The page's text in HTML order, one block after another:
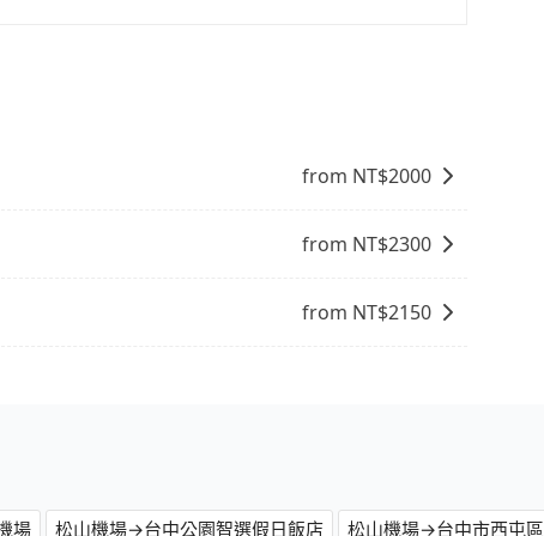
from NT$2000
from NT$2300
from NT$2150
場 松山機場→台中公園智選假日飯店 松山機場→台中市西屯區